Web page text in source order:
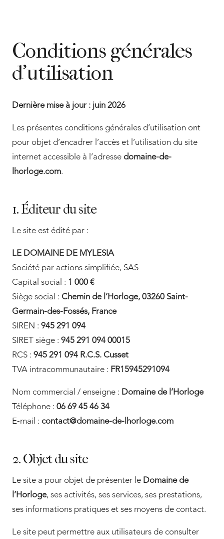
Conditions générales
d’utilisation
Dernière mise à jour : juin 2026
Les présentes conditions générales d’utilisation ont
pour objet d’encadrer l’accès et l’utilisation du site
internet accessible à l’adresse domaine-de-
lhorloge.com.
1. Éditeur du site
Le site est édité par :
LE DOMAINE DE MYLESIA
Société par actions simplifiée, SAS
Capital social : 1 000 €
Siège social : Chemin de l’Horloge, 03260 Saint-
Germain-des-Fossés, France
SIREN : 945 291 094
SIRET siège : 945 291 094 00015
RCS : 945 291 094 R.C.S. Cusset
TVA intracommunautaire : FR15945291094
Nom commercial / enseigne : Domaine de l’Horloge
Téléphone : 06 69 45 46 34
E-mail : contact@domaine-de-lhorloge.com
2. Objet du site
Le site a pour objet de présenter le Domaine de
l’Horloge, ses activités, ses services, ses prestations,
ses informations pratiques et ses moyens de contact.
Le site peut permettre aux utilisateurs de consulter